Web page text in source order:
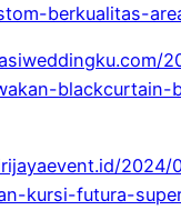
berkualitas-
blackcurtain-
2024/
kursi-futura-